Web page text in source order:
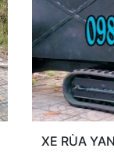
XE RÙA